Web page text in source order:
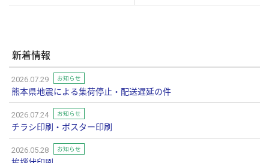
新着情報
2026.07.29 お知らせ
熊本県地震による集荷停止・配送遅延の件
2026.07.24 お知らせ
チラシ印刷・ポスター印刷
2026.05.28 お知らせ